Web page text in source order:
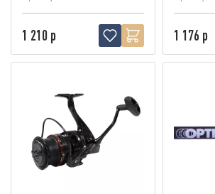
1 210 р 1 176 р